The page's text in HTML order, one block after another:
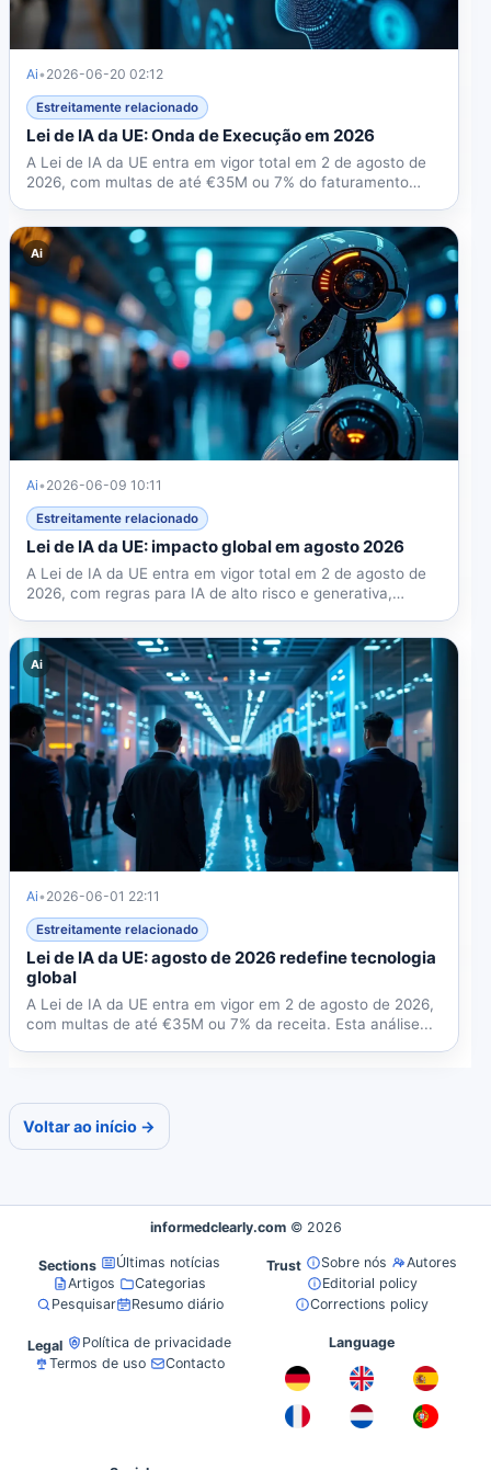
Ai• 2026-06-20 02:12
Estreitamente relacionado
Lei de IA da UE: Onda de Execução em 2026
A Lei de IA da UE entra em vigor total em 2 de agosto de
2026, com multas de até €35M ou 7% do faturamento
Ai
Ai• 2026-06-09 10:11
Estreitamente relacionado
Lei de IA da UE: impacto global em agosto 2026
A Lei de IA da UE entra em vigor total em 2 de agosto de
2026, com regras para IA de alto risco e generativa,
Ai
Ai• 2026-06-01 22:11
Estreitamente relacionado
Lei de IA da UE: agosto de 2026 redefine tecnologia
global
A Lei de IA da UE entra em vigor em 2 de agosto de 2026,
com multas de até €35M ou 7% da receita. Esta análise...
Voltar ao início →
informedclearly.com © 2026
Sections
Últimas notícias
Artigos
Categorias
Pesquisar
Resumo diário
Trust Sobre nós
Autores
Editorial policy
Corrections policy
Legal
Política de privacidade
Termos de uso
Contacto
Language